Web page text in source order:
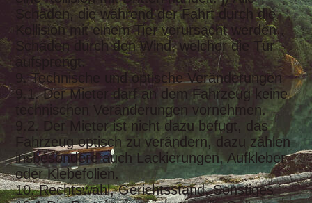
Schäden, die während der Fahrt durch die
Kollision mit einem Tier verursacht werden .
Schäden durch den Wind, welcher die Tür
aufsprengt.
9. Technische und optische Veränderungen
9.1. Der Mieter darf an dem Fahrzeug keine
technischen Veränderungen vornehmen.
9.2. Der Mieter ist nicht dazu befugt, das
Fahrzeug optisch zu verändern, dazu zählen
insbesondere auch Lackierungen, Aufkleber
oder Klebefolien.
10. Rechtswahl, Gerichtsstand, Sonstiges